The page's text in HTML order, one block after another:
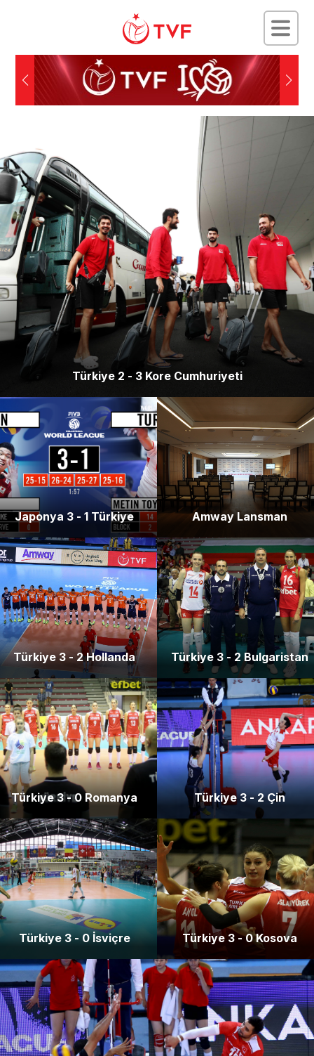
Türkiye 2 - 3 Kore Cumhuriyeti
Japonya 3 - 1 Türkiye Amway Lansman
Türkiye 3 - 2 Hollanda Türkiye 3 - 2 Bulgaristan
Türkiye 3 - 0 Romanya Türkiye 3 - 2 Çin
Türkiye 3 - 0 İsviçre Türkiye 3 - 0 Kosova